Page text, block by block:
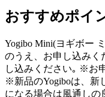
おすすめポイ
Yogibo Mini(ヨギボー
のうえ、お申し込み
し込みください｡ ※お
※新品のYogiboは、新
になる場合は風通し